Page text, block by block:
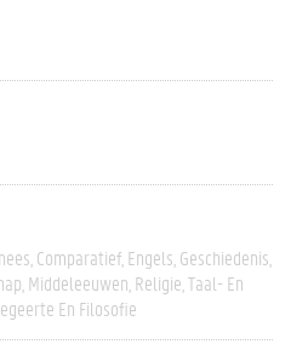
Comparatief Engels Geschiedenis
Middeleeuwen Religie Taal- En
En Filosofie